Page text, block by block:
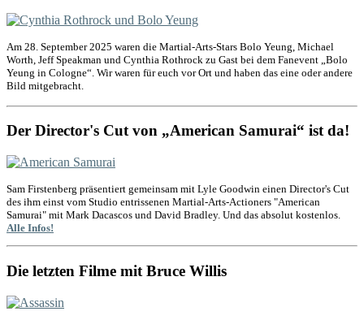
Am 28. September 2025 waren die Martial-Arts-Stars Bolo Yeung, Michael
Worth, Jeff Speakman und Cynthia Rothrock zu Gast bei dem Fanevent „Bolo
Yeung in Cologne“. Wir waren für euch vor Ort und haben das eine oder andere
Bild mitgebracht.
Der Director's Cut von „American Samurai“ ist da!
Sam Firstenberg präsentiert gemeinsam mit Lyle Goodwin einen Director's Cut
des ihm einst vom Studio entrissenen Martial-Arts-Actioners "American
Samurai" mit Mark Dacascos und David Bradley. Und das absolut kostenlos.
Alle Infos!
Die letzten Filme mit Bruce Willis